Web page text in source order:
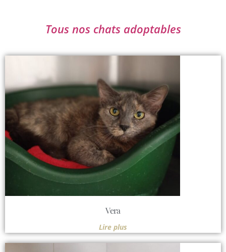
Tous nos chats adoptables
Vera
Lire plus